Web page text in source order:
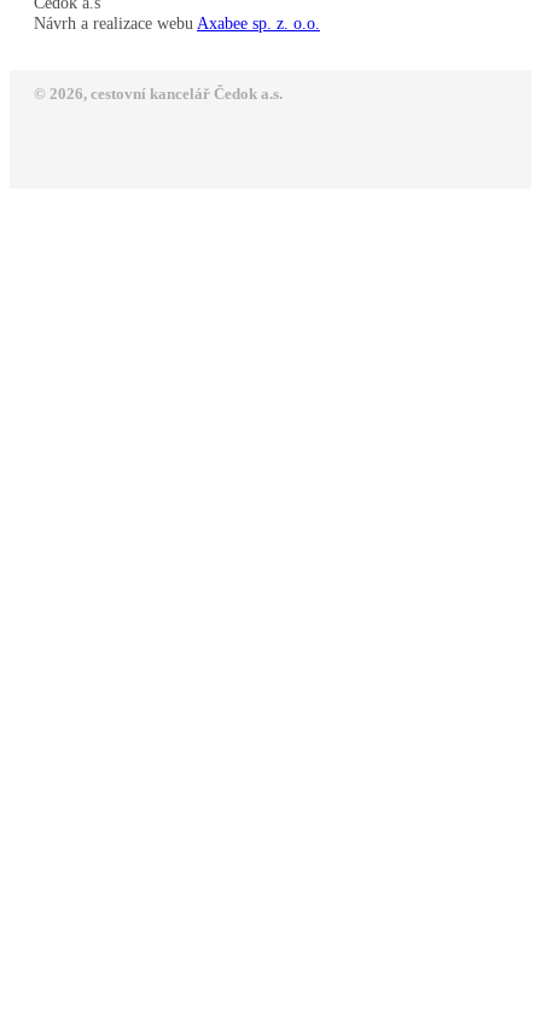
Návrh a realizace webu Axabee sp. z. o.o.
© 2026, cestovní kancelář Čedok a.s.